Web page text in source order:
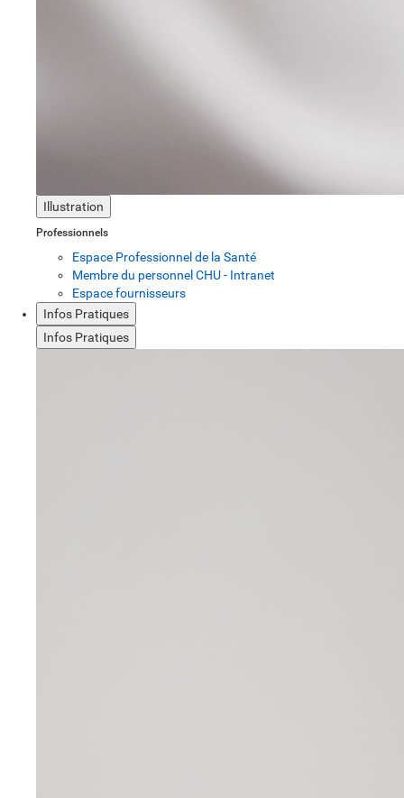
Illustration
Professionnels
Espace Professionnel de la Santé
Membre du personnel CHU - Intranet
Espace fournisseurs
Infos Pratiques
Infos Pratiques